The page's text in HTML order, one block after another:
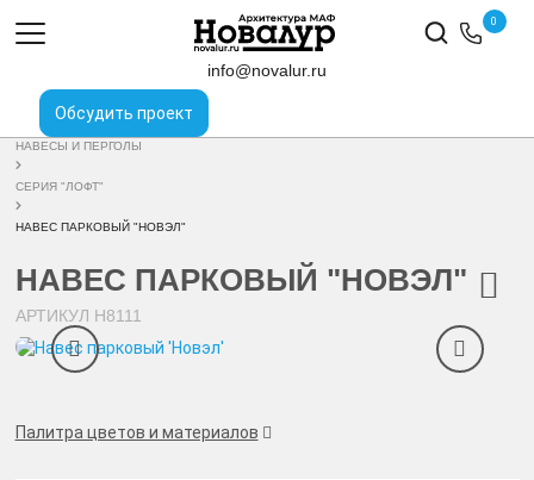
0
info@novalur.ru
Обсудить проект
ГЛАВНАЯ
МАЛЫЕ АРХИТЕКТУРНЫЕ ФОРМЫ
НАВЕСЫ И ПЕРГОЛЫ
СЕРИЯ "ЛОФТ"
НАВЕС ПАРКОВЫЙ "НОВЭЛ"
НАВЕС ПАРКОВЫЙ "НОВЭЛ"
АРТИКУЛ Н8111
Палитра цветов и материалов